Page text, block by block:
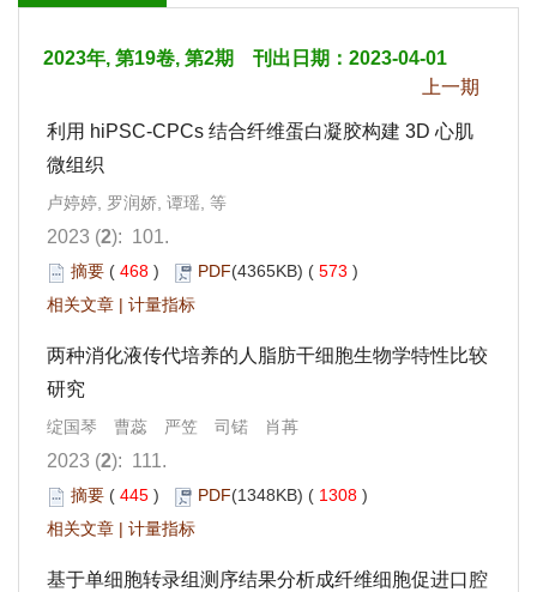
2023年, 第19卷, 第2期 刊出日期：2023-04-01
上一期
利用 hiPSC-CPCs 结合纤维蛋白凝胶构建 3D 心肌
微组织
卢婷婷, 罗润娇, 谭瑶, 等
2023 (2): 101.
摘要 ( 468 ) PDF(4365KB) ( 573 )
相关文章 | 计量指标
两种消化液传代培养的人脂肪干细胞生物学特性比较
研究
绽国琴 曹蕊 严笠 司锘 肖苒
2023 (2): 111.
摘要 ( 445 ) PDF(1348KB) ( 1308 )
相关文章 | 计量指标
基于单细胞转录组测序结果分析成纤维细胞促进口腔